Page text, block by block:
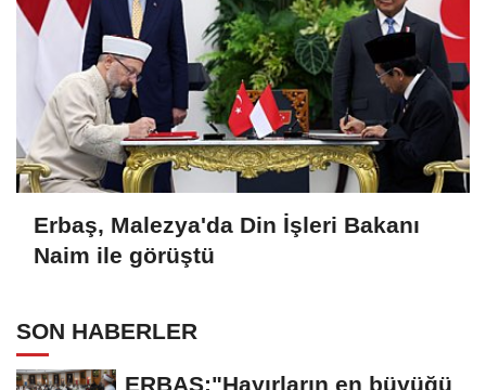
Erbaş, Malezya'da Din İşleri Bakanı
Naim ile görüştü
SON HABERLER
ERBAŞ;"Hayırların en büyüğü